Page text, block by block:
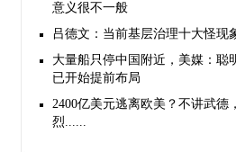
意义很不一般
吕德文：当前基层治理十大怪现
大量船只停中国附近，美媒：聪
已开始提前布局
2400亿美元逃离欧美？不讲武德
烈......